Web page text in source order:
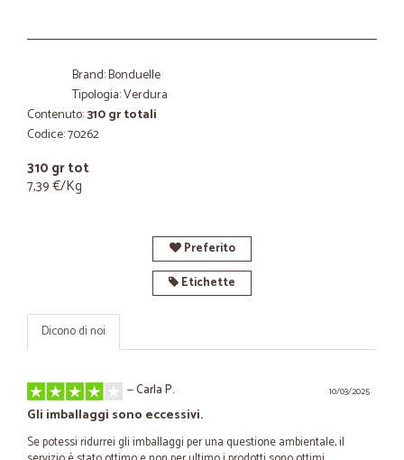
Brand: Bonduelle
Tipologia: Verdura
Contenuto:310 gr totali
Codice: 70262
310 gr tot
7,39 €/Kg
Preferito
Etichette
Dicono di noi
10/03/2025
—Carla P.
Gli imballaggi sono eccessivi.
Se potessi ridurrei gli imballaggi per una questione ambientale, il